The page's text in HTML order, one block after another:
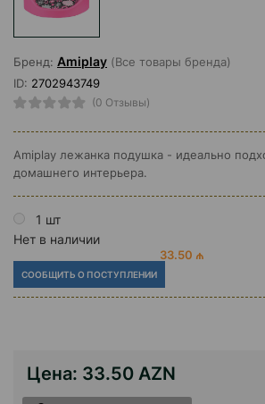
Бренд: Amiplay (Все товары бренда)
ID: 2702943749
(0 Отзывы)
Amiplay лежанка подушка - идеально
домашнего интерьера.
1 шт
Нет в наличии
33.50 ₼
СООБЩИТЬ О ПОСТУПЛЕНИИ
Цена: 33.50 AZN